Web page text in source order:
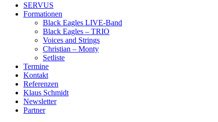
SERVUS
Formationen
Black Eagles LIVE-Band
Black Eagles – TRIO
Voices and Strings
Christian – Monty
Setliste
Termine
Kontakt
Referenzen
Klaus Schmidt
Newsletter
Partner